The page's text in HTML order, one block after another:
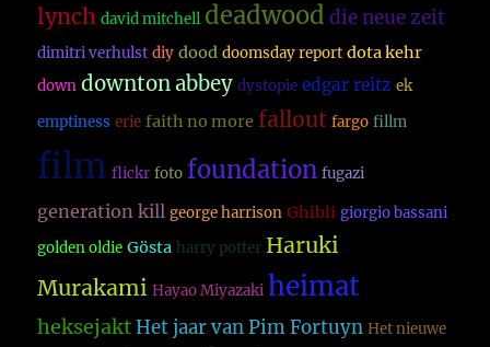
lynch david mitchell deadwood die neue zeit
dimitri verhulst diy dood doomsday report dota kehr
down downton abbey dystopie edgar reitz ek
emptiness erie faith no more fallout fargo fillm
film flickr foto foundation fugazi
generation kill george harrison Ghibli giorgio bassani
golden oldie Gösta harry potter Haruki
Murakami Hayao Miyazaki heimat
heksejakt Het jaar van Pim Fortuyn Het nieuwe